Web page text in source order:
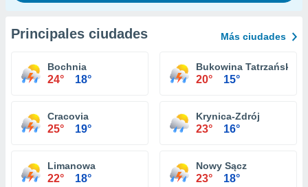
Principales ciudades Más ciudades
Bochnia
24° 18°
Bukowina Tatrzańska
20° 15°
Cracovia
25° 19°
Krynica-Zdrój
23° 16°
Limanowa
22° 18°
Nowy Sącz
23° 18°